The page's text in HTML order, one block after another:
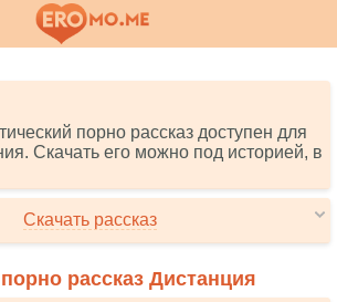
порно рассказ доступен для
Скачать его можно под историей, в
Скачать рассказ
рассказ Дистанция